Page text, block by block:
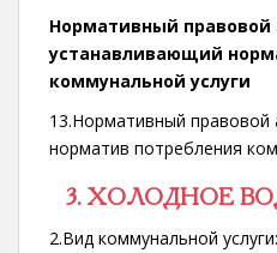
Нормативный правовой
устанавливающий
коммунальной услуги
13.Нормативный правовой
норматив потребления
3. ХОЛОДНОЕ
2.Вид коммунальной услуги: